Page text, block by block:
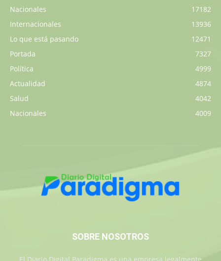
Nacionales
17182
Internacionales
13936
Lo que está pasando
12471
Portada
7327
Política
4999
Actualidad
4874
Salud
4042
Nacionales
4009
SOBRE NOSOTROS